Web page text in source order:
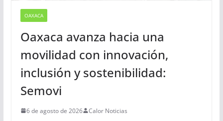
OAXACA
Oaxaca avanza hacia una